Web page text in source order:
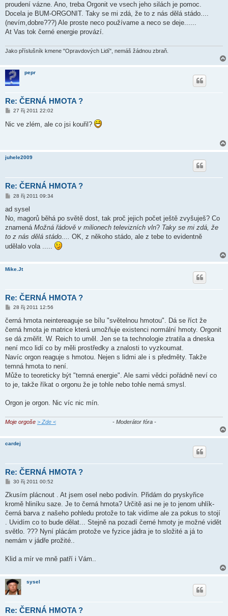
proudení vázne. Ano, treba Orgonit ve vsech jeho silách je pomoc.
Docela je BUM-ORGONIT. Taky se mi zdá, že to z nás dělá stádo....
(nevím,dobre???) Ale proste neco používame a neco se deje......
At Vas tok černé energie provází.
Jako příslušník kmene "Opravdových Lidí", nemáš žádnou zbraň.
pepr
Re: ČERNÁ HMOTA ?
P
í
s
e
k
27 říj 2011 22:02
Nic ve zlém, ale co jsi kouřil?
juhele2009
Re: ČERNÁ HMOTA ?
P
í
p
ě
e
k
28 říj 2011 09:34
ad sysel
No, magorů běhá po světě dost, tak proč jejich počet ještě zvyšuješ? Co
znamená Možná řádově v milionech televizních vln? Taky se mi zdá, že
to z nás dělá stádo....
OK, z někoho stádo, ale z tebe to evidentně
udělalo vola .....
Mike.Jt
Re: ČERNÁ HMOTA ?
P
í
p
ě
e
k
28 říj 2011 12:56
černá hmota neintereaguje se bílu "světelnou hmotou". Dá se říct že
černá hmota je matrice která umožňuje existenci normální hmoty. Orgonit
se dá změřit. W. Reich to uměl. Jen se ta technologie ztratila a dneska
není mco lidí co by měli prostředky a znalosti to vyzkoumat.
Navíc orgon reaguje s hmotou. Nejen s lidmi ale i s předměty. Takže
temná hmota to není.
Může to teoreticky být "temná energie". Ale sami vědci pořádně neví co
to je, takže říkat o orgonu že je tohle nebo tohle nemá smysl.
Orgon je orgon. Nic víc nic mín.
Moje orgoše > Zde < - Moderátor fóra -
cardej
Re: ČERNÁ HMOTA ?
P
í
p
ě
e
k
30 říj 2011 00:52
Zkusím plácnout . At jsem osel nebo podivín. Přidám do pryskyřice
kromě hliníku saze. Je to černá hmota? Určitě asi ne je to jenom uhlík-
černá barva z našeho pohledu protože to tak vidíme ale za pokus to stojí
. Uvidím co to bude dělat... Stejně na pozadí černé hmoty je možné vidět
světlo. ??? Nyní plácám protože ve fyzice jádra je to složité a já to
nemám v jádře prožité..
Klid a mír ve mně patří i Vám..
sysel
Re: ČERNÁ HMOTA ?